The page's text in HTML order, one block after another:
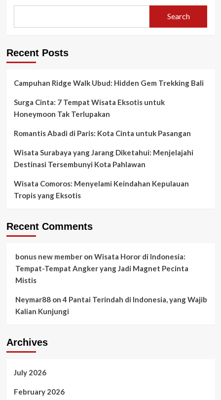
Search
Recent Posts
Campuhan Ridge Walk Ubud: Hidden Gem Trekking Bali
Surga Cinta: 7 Tempat Wisata Eksotis untuk
Honeymoon Tak Terlupakan
Romantis Abadi di Paris: Kota Cinta untuk Pasangan
Wisata Surabaya yang Jarang Diketahui: Menjelajahi
Destinasi Tersembunyi Kota Pahlawan
Wisata Comoros: Menyelami Keindahan Kepulauan
Tropis yang Eksotis
Recent Comments
bonus new memberon Wisata Horor di Indonesia:
Tempat-Tempat Angker yang Jadi Magnet Pecinta
Mistis
Neymar88on4 Pantai Terindah di Indonesia, yang Wajib
Kalian Kunjungi
Archives
July 2026
February 2026